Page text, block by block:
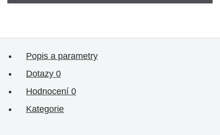
Popis a parametry
Dotazy 0
Hodnocení 0
Kategorie